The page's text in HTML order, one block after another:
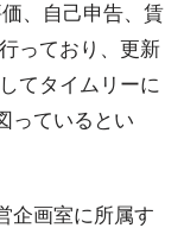
、自己申告、賃
っており、更新
てタイムリーに
っているとい
企画室に所属す